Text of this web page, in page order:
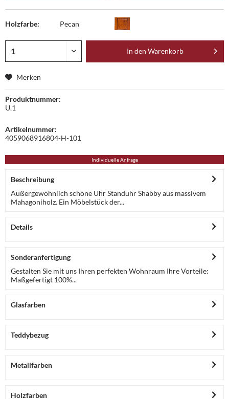
Holzfarbe: Pecan
In den Warenkorb
Merken
Produktnummer:
U.1
Artikelnummer:
4059068916804-H-101
Individuelle Anfrage
Beschreibung
Außergewöhnlich schöne Uhr Standuhr Shabby aus massivem
Mahagoniholz. Ein Möbelstück der...
Details
Sonderanfertigung
Gestalten Sie mit uns Ihren perfekten Wohnraum Ihre Vorteile:
Maßgefertigt 100%...
Glasfarben
Teddybezug
Metallfarben
Holzfarben